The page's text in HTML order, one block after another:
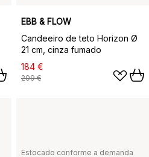
EBB & FLOW
Candeeiro de teto Horizon Ø
21 cm, cinza fumado
184 €
209 €
Estocado conforme a demanda